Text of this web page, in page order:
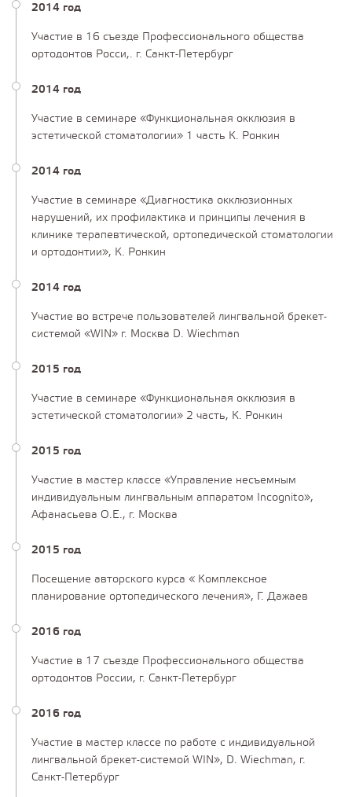
2014 год
Участие в 16 съезде Профессионального общества
ортодонтов Росси,. г. Санкт-Петербург
2014 год
Участие в семинаре «Функциональная окклюзия в
эстетической стоматологии» 1 часть К. Ронкин
2014 год
Участие в семинаре «Диагностика окклюзионных
нарушений, их профилактика и принципы лечения в
клинике терапевтической, ортопедической стоматологии
и ортодонтии», К. Ронкин
2014 год
Участие во встрече пользователей лингвальной брекет-
системой «WIN» г. Москва D. Wiechman
2015 год
Участие в семинаре «Функциональная окклюзия в
эстетической стоматологии» 2 часть, К. Ронкин
2015 год
Участие в мастер классе «Управление несъемным
индивидуальным лингвальным аппаратом Incognito»,
Афанасьева О.Е., г. Москва
2015 год
Посещение авторского курса « Комплексное
планирование ортопедического лечения», Г. Дажаев
2016 год
Участие в 17 съезде Профессионального общества
ортодонтов России, г. Санкт-Петербург
2016 год
Участие в мастер классе по работе с индивидуальной
лингвальной брекет-системой WIN», D. Wiechman, г.
Санкт-Петербург